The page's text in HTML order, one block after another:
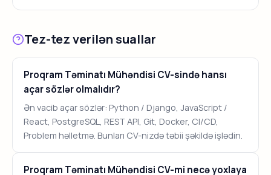
Tez-tez verilən suallar
Proqram Təminatı Mühəndisi CV-sində hansı
açar sözlər olmalıdır?
Ən vacib açar sözlər: Python / Django, JavaScript /
React, PostgreSQL, REST API, Git, Docker, CI/CD,
Problem həlletmə. Bunları CV-nizdə təbii şəkildə işlədin.
Proqram Təminatı Mühəndisi CV-mi necə yoxlaya